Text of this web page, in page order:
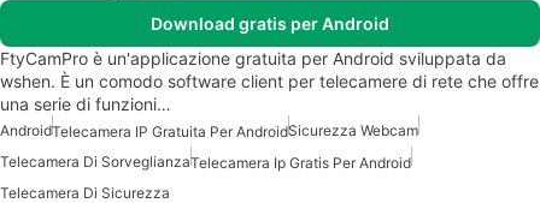
Download gratis per Android
FtyCamPro è un'applicazione gratuita per Android sviluppata da
wshen. È un comodo software client per telecamere di rete che offre
una serie di funzioni…
AndroidTelecamera IP Gratuita Per AndroidSicurezza Webcam
Telecamera Di SorveglianzaTelecamera Ip Gratis Per Android
Telecamera Di Sicurezza